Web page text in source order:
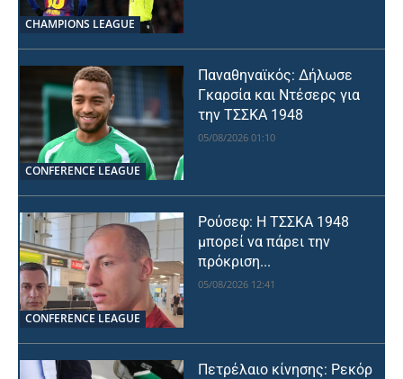
CHAMPIONS LEAGUE
CONFERENCE LEAGUE
Παναθηναϊκός: Δήλωσε
Γκαρσία και Ντέσερς για
την ΤΣΣΚΑ 1948
05/08/2026 01:10
CONFERENCE LEAGUE
Ρούσεφ: Η ΤΣΣΚΑ 1948
μπορεί να πάρει την
πρόκριση...
05/08/2026 12:41
Πετρέλαιο κίνησης: Ρεκόρ